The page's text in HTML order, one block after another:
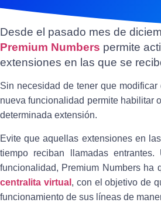
Desde el pasado mes de
Premium Numbers permite
extensiones en las que se
Sin necesidad de tener que
nueva funcionalidad permite habilitar
determinada extensión.
Evite que aquellas extensiones en
tiempo reciban llamadas
funcionalidad, Premium Numbers ha
centralita virtual , con el objetivo de
funcionamiento de sus líneas de